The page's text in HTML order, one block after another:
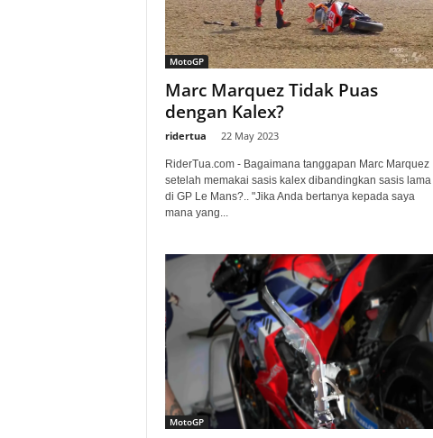
MotoGP
Marc Marquez Tidak Puas
dengan Kalex?
ridertua 22 May 2023
RiderTua.com - Bagaimana tanggapan Marc Marquez
setelah memakai sasis kalex dibandingkan sasis lama
di GP Le Mans?.. "Jika Anda bertanya kepada saya
mana yang...
MotoGP